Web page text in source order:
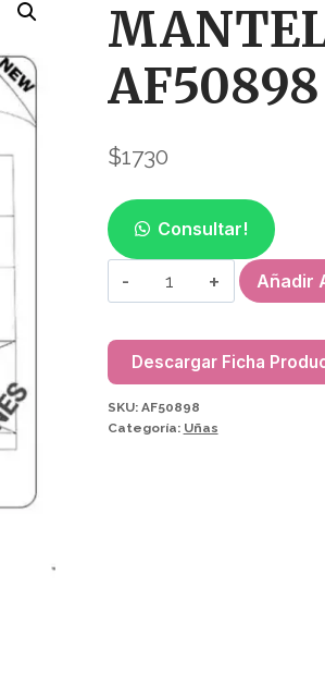
AF50898
$1730
Consultar!
MANTEL
DE
AF50898
cantidad
Añadir
Descargar Ficha
SKU: AF50898
Categoría: Uñas